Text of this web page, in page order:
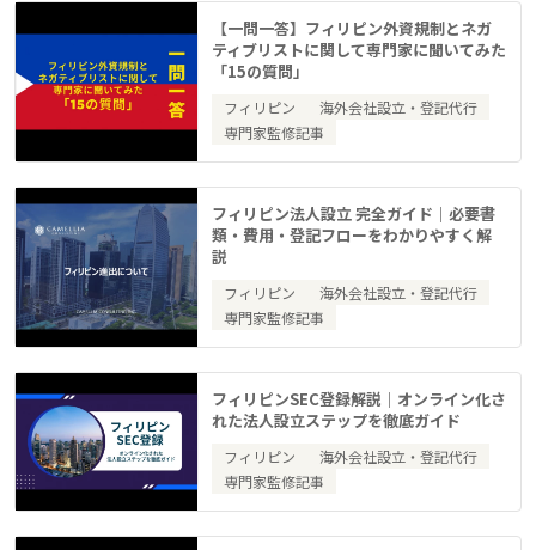
【一問一答】フィリピン外資規制とネガ
ティブリストに関して専門家に聞いてみた
「15の質問」
フィリピン
海外会社設立・登記代行
専門家監修記事
フィリピン法人設立 完全ガイド｜必要書
類・費用・登記フローをわかりやすく解
説
フィリピン
海外会社設立・登記代行
専門家監修記事
フィリピンSEC登録解説｜オンライン化さ
れた法人設立ステップを徹底ガイド
フィリピン
海外会社設立・登記代行
専門家監修記事